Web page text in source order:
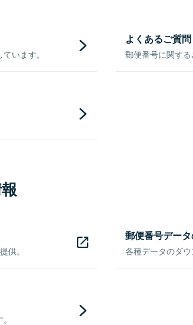
います。
よくあるご質
郵便番号に関する
供。
郵便番号デー
各種データのダ